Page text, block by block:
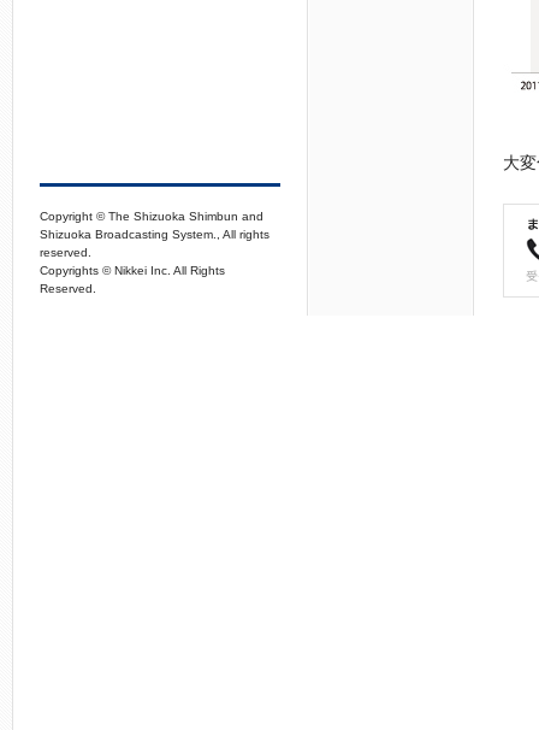
Copyright © The Shizuoka Shimbun and
Shizuoka Broadcasting System., All rights
reserved.
Copyrights © Nikkei Inc. All Rights
Reserved.
大